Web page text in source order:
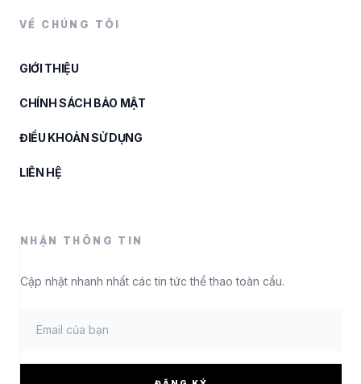
VỀ CHÚNG TÔI
GIỚI THIỆU
CHÍNH SÁCH BẢO MẬT
ĐIỀU KHOẢN SỬ DỤNG
LIÊN HỆ
NHẬN THÔNG TIN
Cập nhật nhanh nhất các tin tức thể thao toàn cầu.